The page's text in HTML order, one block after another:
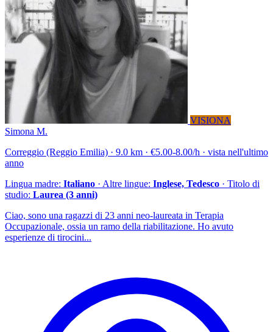
VISIONA
Simona M.
Correggio (Reggio Emilia) · 9.0 km · €5.00-8.00/h · vista nell'ultimo
anno
Lingua madre: Italiano · Altre lingue: Inglese, Tedesco · Titolo di
studio: Laurea (3 anni)
Ciao, sono una ragazzi di 23 anni neo-laureata in Terapia
Occupazionale, ossia un ramo della riabilitazione. Ho avuto
esperienze di tirocini...